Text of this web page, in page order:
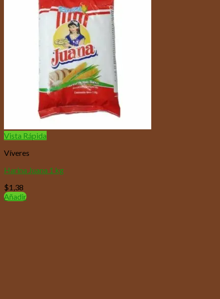
Vista Rápida
Víveres
Harina Juana 1 kg
$1,38
Añadir